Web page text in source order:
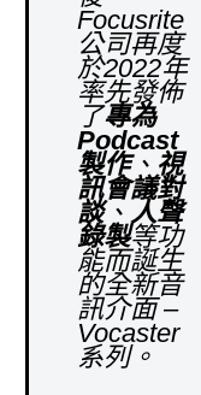
Focusrite
公司再度
於2022年
率先發佈
了專為
Podcast
製作、 視
訊會議對
談、 人聲
錄製等功
能而誕生
的全新音
訊介面 –
Vocaster
系列。